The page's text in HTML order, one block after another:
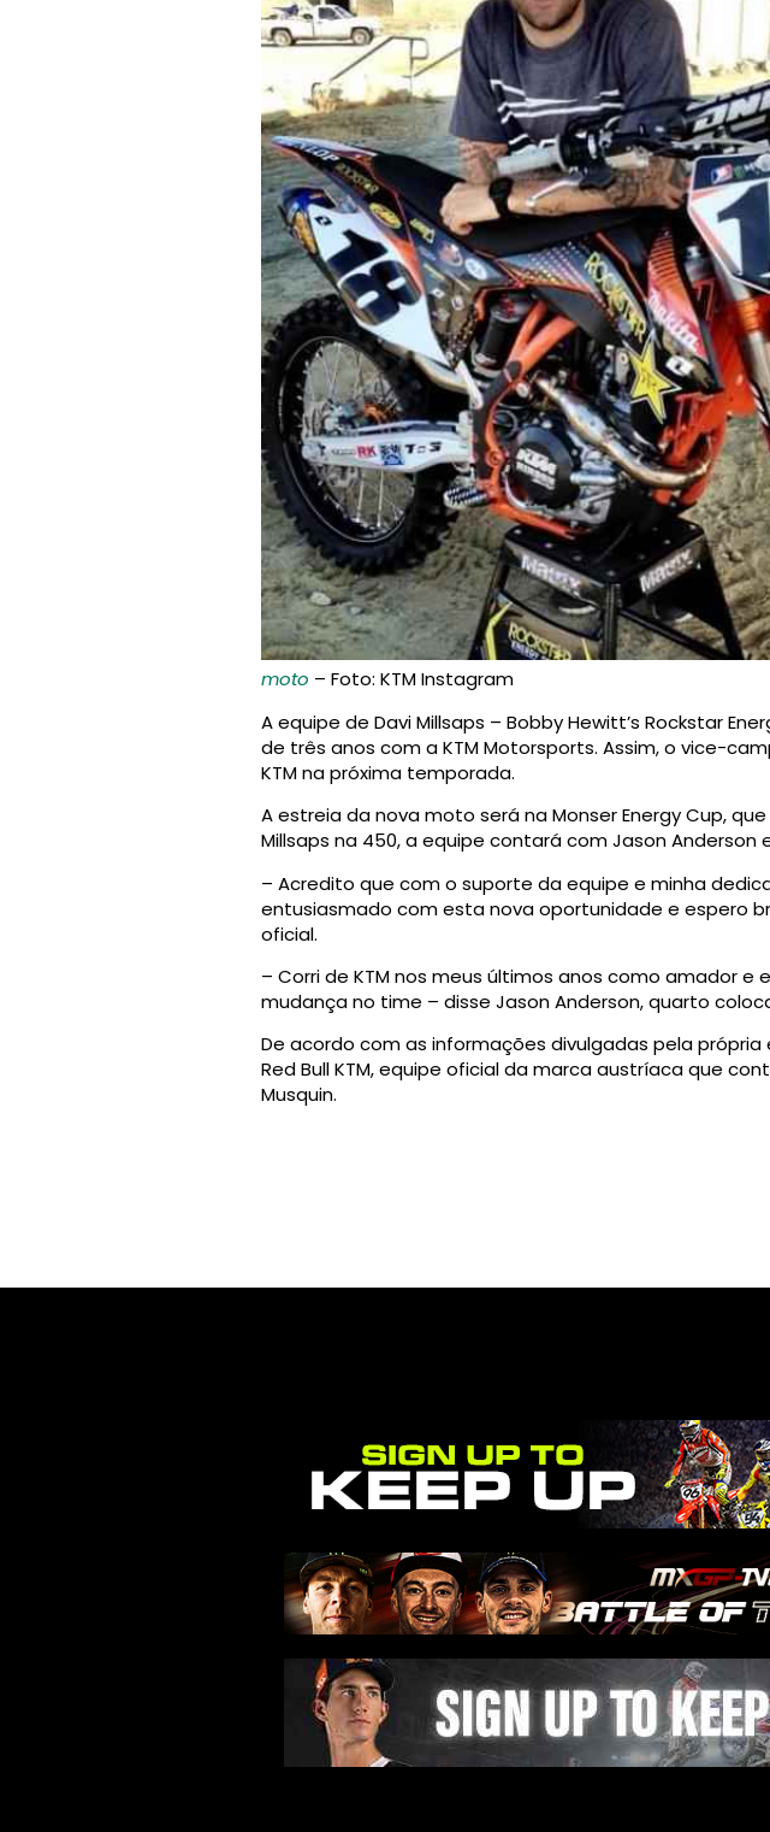
moto – Foto: KTM Instagram
A equipe de Davi Millsaps – Bobby Hewitt’s Rockstar
de três anos com a KTM Motorsports. Assim, o vice-
KTM na próxima temporada.
A estreia da nova moto será na Monser Energy Cup,
Millsaps na 450, a equipe contará com Jason Anderson
– Acredito que com o suporte da equipe e minha
entusiasmado com esta nova oportunidade e espero
oficial.
– Corri de KTM nos meus últimos anos como amador
mudança no time – disse Jason Anderson, quarto
De acordo com as informações divulgadas pela própria
Red Bull KTM, equipe oficial da marca austríaca que
Musquin.